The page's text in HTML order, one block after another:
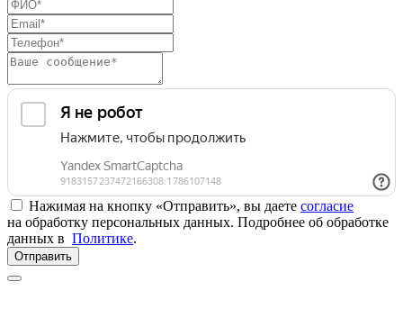
Нажимая на кнопку «Отправить», вы даете согласие
на обработку персональных данных. Подробнее об обработке
данных в Политике.
Отправить